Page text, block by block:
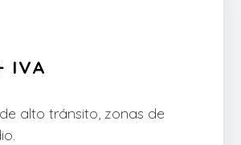
IVA
alto tránsito, zonas de